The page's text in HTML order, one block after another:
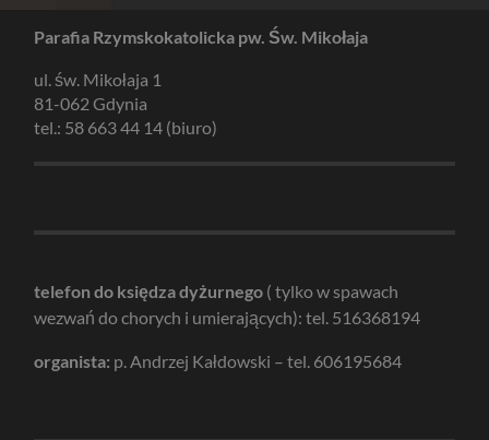
Parafia Rzymskokatolicka pw. Św. Mikołaja
ul. św. Mikołaja 1
81-062 Gdynia
tel.: 58 663 44 14 (biuro)
telefon do księdza dyżurnego ( tylko w spawach
wezwań do chorych i umierających): tel. 516368194
organista: p. Andrzej Kałdowski – tel. 606195684